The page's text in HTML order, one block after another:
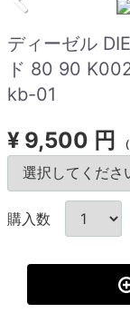
ディーゼル
ド 80 90
kb-01
¥ 9,500 円
購入数